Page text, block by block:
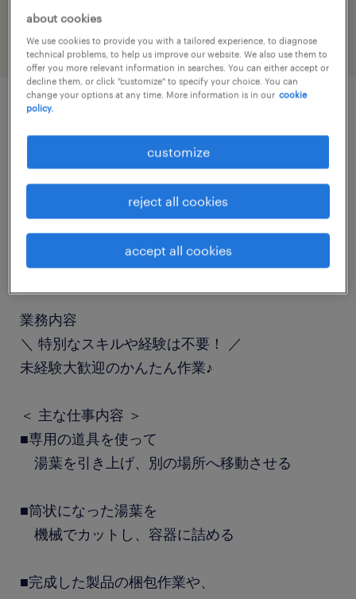
engineering
食品加工・検査・袋詰め
長期（3ヶ月以上）
業務内容
＼ 特別なスキルや経験は不要！ ／
未経験大歓迎のかんたん作業♪
＜ 主な仕事内容 ＞
■専用の道具を使って
湯葉を引き上げ、別の場所へ移動させる
■筒状になった湯葉を
機械でカットし、容器に詰める
■完成した製品の梱包作業や、
about cookies
We use cookies to provide you with a tailored experience, to diagnose
technical problems, to help us improve our website. We also use them to
offer you more relevant information in searches. You can either accept or
decline them, or click "customize" to specify your choice. You can
change your options at any time. More information is in our cookie
policy.
customize
reject all cookies
accept all cookies